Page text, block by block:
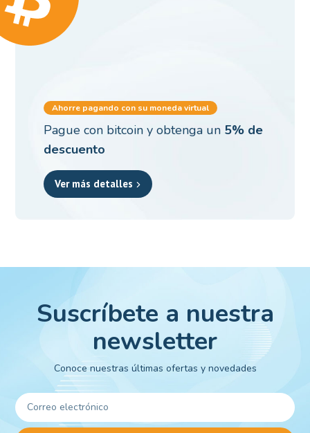
Ahorre pagando con su moneda virtual
Pague con bitcoin y obtenga un5% de
descuento
Ver más detalles
Suscríbete a nuestra
newsletter
Conoce nuestras últimas ofertas y novedades